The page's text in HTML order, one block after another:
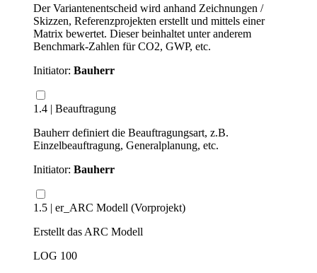
Der Variantenentscheid wird anhand Zeichnungen /
Skizzen, Referenzprojekten erstellt und mittels einer
Matrix bewertet. Dieser beinhaltet unter anderem
Benchmark-Zahlen für CO2, GWP, etc.
Initiator: Bauherr
1.4 | Beauftragung
Bauherr definiert die Beauftragungsart, z.B.
Einzelbeauftragung, Generalplanung, etc.
Initiator: Bauherr
1.5 | er_ARC Modell (Vorprojekt)
Erstellt das ARC Modell
LOG 100